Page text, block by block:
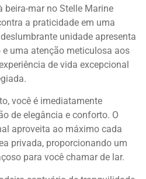
beira-mar no Stelle Marine
a praticidade em uma
unidade apresenta
uma atenção meticulosa aos
de vida excepcional
você é imediatamente
de elegância e conforto. O
aproveita ao máximo cada
privada, proporcionando um
para você chamar de lar.